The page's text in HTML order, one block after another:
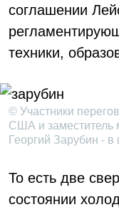
соглашении
техники,
© Участники
США и заместитель
Георгий Зарубин - в
То есть две
состоянии